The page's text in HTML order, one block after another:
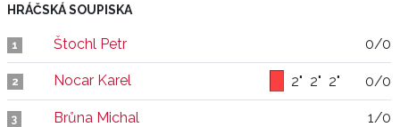
HRÁČSKÁ SOUPISKA
1 Štochl Petr 0/0
2 Nocar Karel 2" 2" 2" 0/0
3 Brůna Michal 1/0